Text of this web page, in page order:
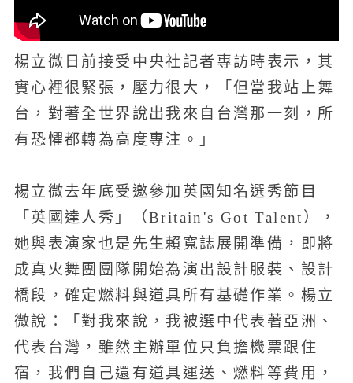
楊立微日前接受中央社記者專訪時表示，其
實心裡很緊張，壓力很大，「但當我站上舞
台，對著全世界說出我來自台灣那一刻，所
有恐懼都轉為高度專注。」
楊立微去年底受邀參加英國知名選秀節目
「英國達人秀」（Britain's Got Talent），
她與表演家也是先生賴寬誌展開準備，即將
成真火舞團團隊開始為演出設計服裝、設計
橋段，確定燃料與道具所有基礎作業。楊立
微說：「對我來說，我被選中代表著亞洲、
代表台灣，雖然主辦單位只負擔機票跟住
宿，我們自己還有道具運送、燃料等費用，